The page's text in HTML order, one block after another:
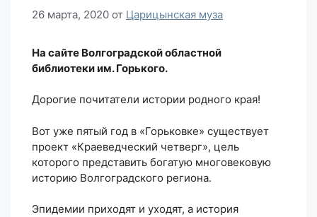
26 марта, 2020 от Царицынская муза
На сайте Волгоградской областной
библиотеки им. Горького.
Дорогие почитатели истории родного края!
Вот уже пятый год в «Горьковке» существует
проект «Краеведческий четверг», цель
которого представить богатую многовековую
историю Волгоградского региона.
Эпидемии приходят и уходят, а история